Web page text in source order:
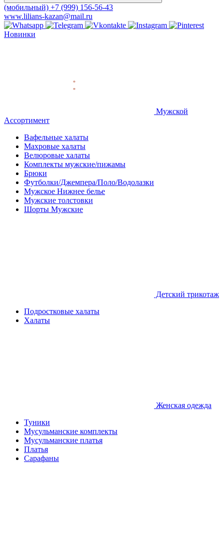
(мобильный) +7 (999) 156-56-43
www.lilians-kazan@mail.ru
Новинки
Мужской
Ассортимент
Вафельные халаты
Махровые халаты
Велюровые халаты
Комплекты мужские/пижамы
Брюки
Футболки/Джемпера/Поло/Водолазки
Мужское Нижнее белье
Мужские толстовки
Шорты Мужские
Детcкий трикотаж
Подростковые халаты
Халаты
Женская одежда
Туники
Мусульманские комплекты
Мусульманские платья
Платья
Сарафаны